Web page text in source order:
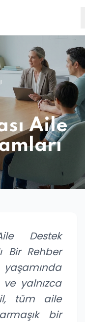
Aile
Destek
Bir Rehber
yalnızca
tüm aile
bir